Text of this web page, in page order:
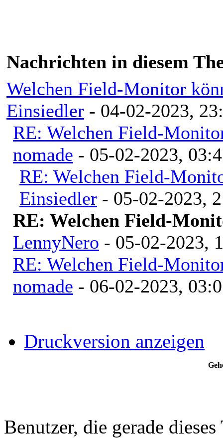
Nachrichten in diesem
Welchen Field-Monitor
Einsiedler - 04-02-2023,
RE: Welchen Field-
nomade - 05-02-2023,
RE: Welchen Field-
Einsiedler - 05-02-2023,
RE: Welchen Field-
LennyNero - 05-02-2023,
RE: Welchen Field-
nomade - 06-02-2023,
Druckversion anzeigen
Benutzer, die gerade